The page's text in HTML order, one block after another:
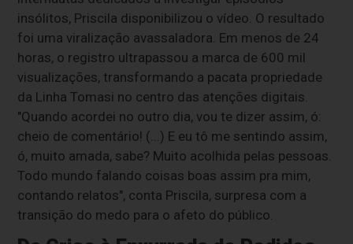
insólitos, Priscila disponibilizou o vídeo. O resultado
foi uma viralização avassaladora. Em menos de 24
horas, o registro ultrapassou a marca de 600 mil
visualizações, transformando a pacata propriedade
da Linha Tomasi no centro das atenções digitais.
"Quando acordei no outro dia, vou te dizer assim, ó:
cheio de comentário! (...) E eu tô me sentindo assim,
ó, muito amada, sabe? Muito acolhida pelas pessoas.
Todo mundo falando coisas boas assim pra mim,
contando relatos", conta Priscila, surpresa com a
transição do medo para o afeto do público.